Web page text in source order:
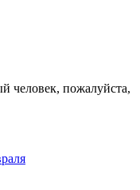
человек, пожалуйста,